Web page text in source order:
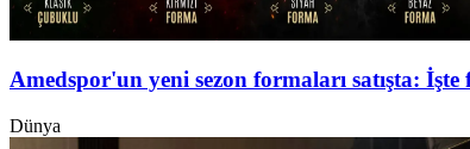
Amedspor'un yeni sezon formaları satışta: İşte
Dünya